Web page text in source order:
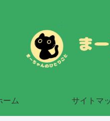
ーム サイトマ